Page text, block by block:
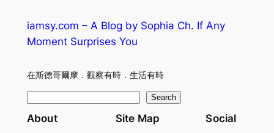
iamsy.com – A Blog by Sophia Ch. If Any
Moment Surprises You
在斯德哥爾摩．觀察有時．生活有時
e
Search
About Site Map Social